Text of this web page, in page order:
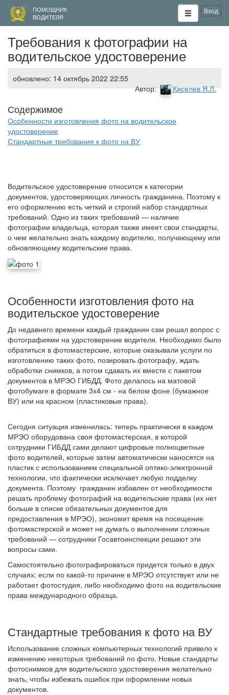
ПОМОЩНИК
ВОДИТЕЛЯ
Вход
Требования к фотографии на
водительское удостоверение
обновлено: 14 октябрь 2022 22:55
Автор:
Киселев Я.Л.
Особенности изготовления фото на водительское
удостоверение
Стандартные требования к фото на ВУ
Водительское удостоверение относится к категории
документов, удостоверяющих личность гражданина. Поэтому к
его оформлению есть четкий и строгий набор стандартных
требований. Одно из таких требований — наличие
фотографии владельца, которая также имеет свои стандарты,
о чем желательно знать каждому водителю, получающему или
обновляющему водительские права.
Особенности изготовления фото на
водительское удостоверение
До недавнего времени каждый гражданин сам решал вопрос с
фотографиями на удостоверение водителя. Необходимо было
обратиться в фотомастерские, которые оказывали услуги по
изготовлению таких фото, позировать фотографу, ждать
обработки снимков, а потом сдавать их вместе с пакетом
документов в МРЭО ГИБДД. Фото делалось на матовой
фотобумаге в формате 3х4 см - на белом фоне (бумажное
ВУ) или на красном (пластиковые права).
Сегодня ситуация изменилась: теперь практически в каждом
МРЭО оборудована своя фотомастерская, в которой
сотрудники ГИБДД сами делают цифровые полноцветные
фото водителей, которые затем автоматически наносятся на
пластик с использованием специальной оптико-электронной
технологии, что фактически исключает любую подделку
документа. Поэтому гражданин избавлен от необходимости
решать проблему фотографий на водительские права (их нет
больше в списке обязательных документов для
предоставления в МРЭО), экономит время на посещение
фотомастерской и может не думать о выполнении сложных
требований — сотрудники Госавтоинспекции решают эти
вопросы сами.
Самостоятельно фотографироваться придется только в двух
случаях: если по какой-то причине в МРЭО отсутствует или не
работает фотостудия, либо необходимо фото на водительские
права международного образца.
Стандартные требования к фото на ВУ
Использование сложных компьютерных технологий привело к
изменению некоторых требований по фото. Новые стандарты
фотоснимков для водительского удостоверения желательно
знать, чтобы избежать ошибок при оформлении новых
документов.